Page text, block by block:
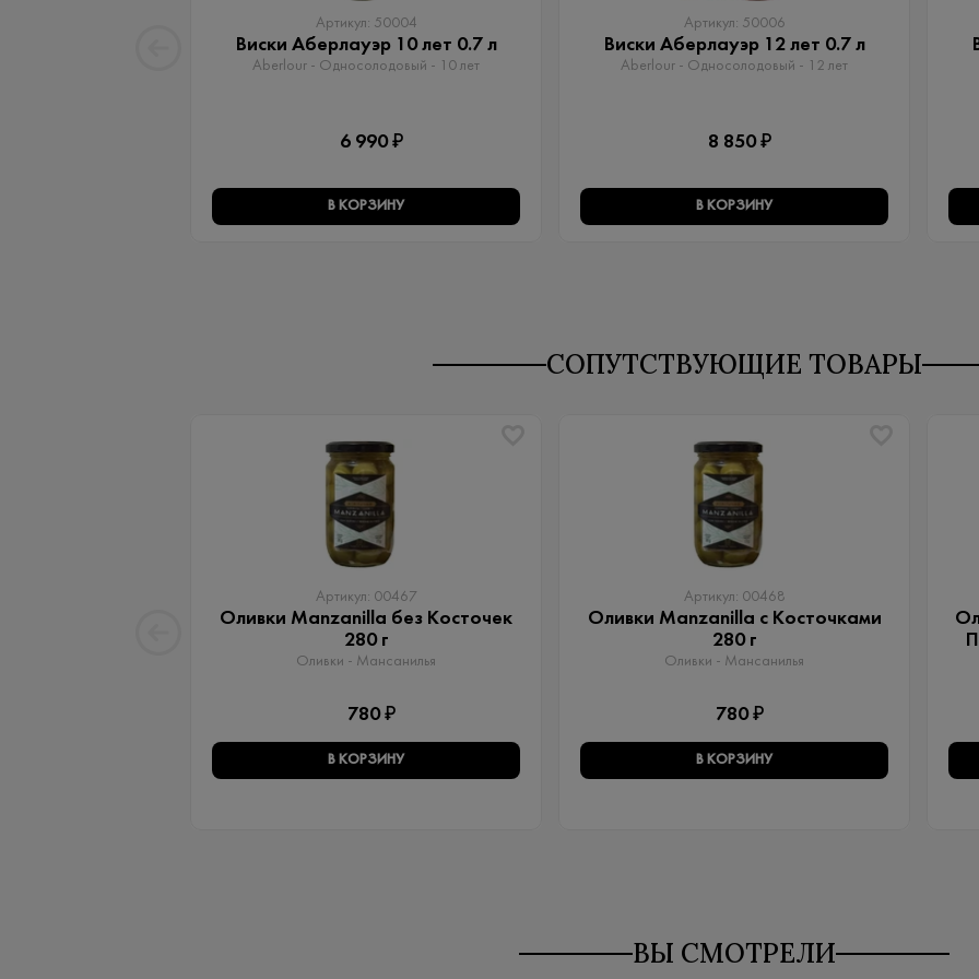
Артикул: 50004
Виски Аберлауэр 10 лет 0.7 л
Aberlour - Односолодовый​ - 10 лет
6 990 ₽
В КОРЗИНУ
Артикул: 50006
Виски Аберлауэр 12 лет 0.7 л
Aberlour - Односолодовый​ - 12 лет
8 850 ₽
В КОРЗИНУ
СОПУТСТВУЮЩИЕ ТОВАРЫ
Артикул: 00467
Оливки Manzanilla без Косточек
280 г
Оливки - Мансанилья
780 ₽
В КОРЗИНУ
Артикул: 00468
Оливки Manzanilla с Косточками
280 г
Оливки - Мансанилья
780 ₽
В КОРЗИНУ
ВЫ СМОТРЕЛИ